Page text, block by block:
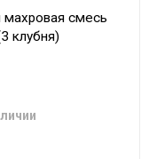
махровая смесь
клубня)